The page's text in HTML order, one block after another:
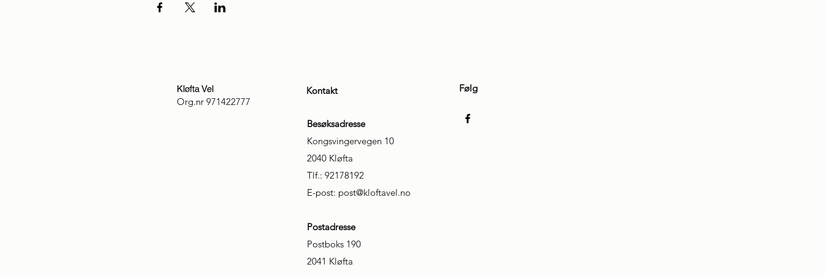
Kløfta Vel
Org.nr 971422777
Kontakt
Besøksadresse
Kongsvingervegen 10
2040 Kløfta
Tlf.: 92178192
E-post: post@kloftavel.no
Postadresse
Postboks 190
2041 Kløfta
Følg